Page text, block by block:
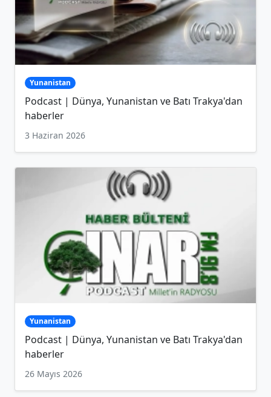
Yunanistan
Podcast | Dünya, Yunanistan ve Batı Trakya'dan
haberler
3 Haziran 2026
Yunanistan
Podcast | Dünya, Yunanistan ve Batı Trakya'dan
haberler
26 Mayıs 2026